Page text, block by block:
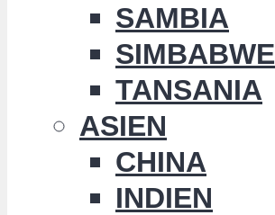
SAMBIA
SIMBABWE
TANSANIA
ASIEN
CHINA
INDIEN